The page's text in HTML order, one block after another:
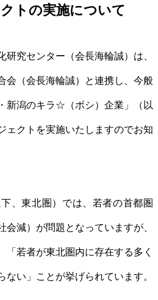
トの実施について
究センター（会長海輪誠）は、
会（会長海輪誠）と連携し、今般
新潟のキラ☆（ボシ）企業」（以
クトを実施いたしますのでお知
、東北圏）では、若者の首都圏
会減）が問題となっていますが、
「若者が東北圏内に存在する多く
ない」ことが挙げられています。